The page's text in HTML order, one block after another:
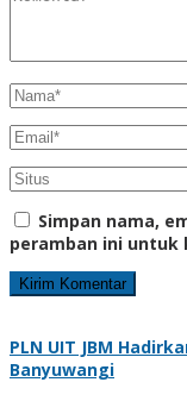
Simpan nama,
peramban ini untuk
PLN UIT JBM
Banyuwangi